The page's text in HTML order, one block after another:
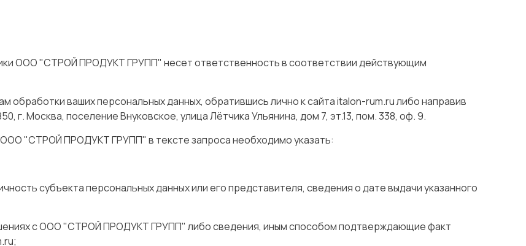
ООО "СТРОЙ ПРОДУКТ ГРУПП" несет ответственность в соответствии действующим
ваших персональных данных, обратившись лично к сайта italon-rum.ru либо направив
г. Москва, поселение Внуковское, улица Лётчика Ульянина, дом 7, эт.13, пом. 338, оф. 9.
ООО "СТРОЙ ПРОДУКТ ГРУПП" в тексте запроса необходимо указать:
субъекта персональных данных или его представителя, сведения о дате выдачи указанного
с ООО "СТРОЙ ПРОДУКТ ГРУПП" либо сведения, иным способом подтверждающие факт